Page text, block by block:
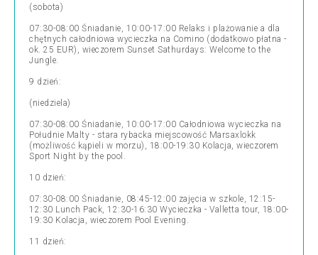
(sobota)
07:30-08:00 Śniadanie, 10:00-17:00 Relaks i plażowanie a dla
chętnych całodniowa wycieczka na Comino (dodatkowo płatna -
ok. 25 EUR), wieczorem Sunset Sathurdays: Welcome to the
Jungle.
9 dzień:
(niedziela)
07:30-08:00 Śniadanie, 10:00-17:00 Całodniowa wycieczka na
Południe Malty - stara rybacka miejscowość Marsaxlokk
(możliwość kąpieli w morzu), 18:00-19:30 Kolacja, wieczorem
Sport Night by the pool.
10 dzień:
07:30-08:00 Śniadanie, 08:45-12:00 zajęcia w szkole, 12:15-
12:30 Lunch Pack, 12:30-16:30 Wycieczka - Valletta tour, 18:00-
19:30 Kolacja, wieczorem Pool Evening.
11 dzień: